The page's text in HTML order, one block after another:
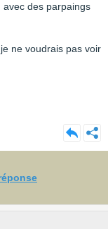
des parpaings
ne voudrais pas voir